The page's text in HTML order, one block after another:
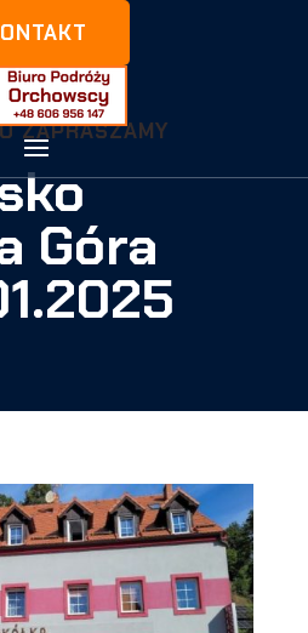
ZAPRASZAMY
Góra